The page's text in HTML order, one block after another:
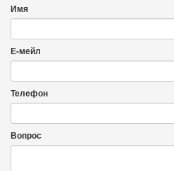
Имя
Е-мейл
Телефон
Вопрос